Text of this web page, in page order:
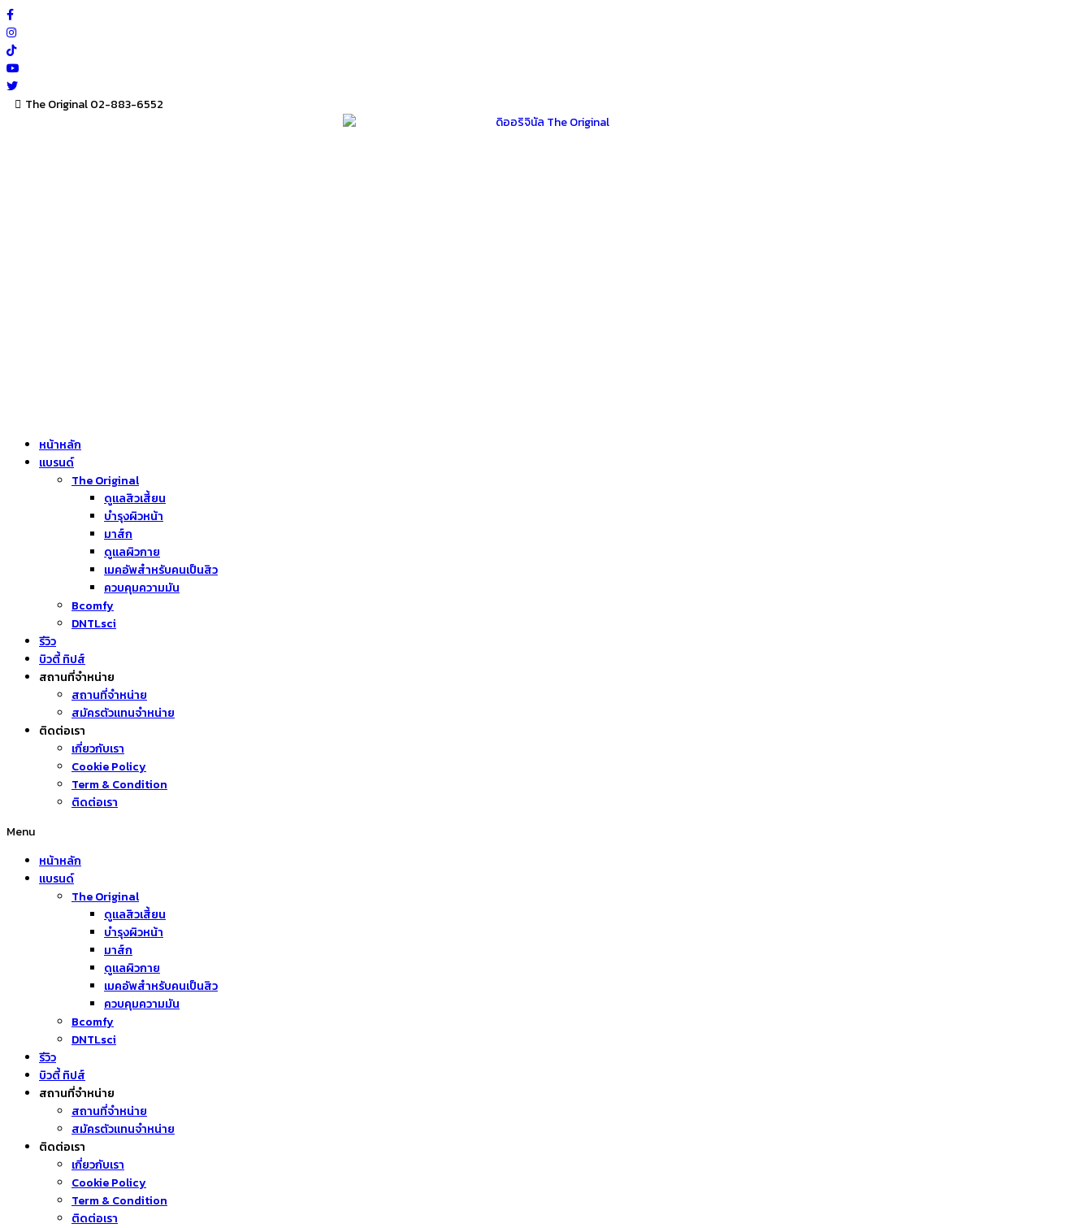
Skip
to
content
The Original 02-883-6552
หน้าหลัก
แบรนด์
The Original
ดูแลสิวเสี้ยน
บำรุงผิวหน้า
มาส์ก
ดูแลผิวกาย
เมคอัพสำหรับคนเป็นสิว
ควบคุมความมัน
Bcomfy
DNTLsci
รีวิว
บิวตี้ ทิปส์
สถานที่จำหน่าย
สถานที่จำหน่าย
สมัครตัวแทนจำหน่าย
ติดต่อเรา
เกี่ยวกับเรา
Cookie Policy
Term & Condition
ติดต่อเรา
Menu
หน้าหลัก
แบรนด์
The Original
ดูแลสิวเสี้ยน
บำรุงผิวหน้า
มาส์ก
ดูแลผิวกาย
เมคอัพสำหรับคนเป็นสิว
ควบคุมความมัน
Bcomfy
DNTLsci
รีวิว
บิวตี้ ทิปส์
สถานที่จำหน่าย
สถานที่จำหน่าย
สมัครตัวแทนจำหน่าย
ติดต่อเรา
เกี่ยวกับเรา
Cookie Policy
Term & Condition
ติดต่อเรา